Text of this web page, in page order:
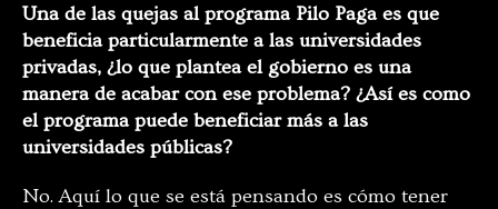
Una de las quejas al programa Pilo Paga es que
beneficia particularmente a las universidades
privadas, ¿lo que plantea el gobierno es una
manera de acabar con ese problema? ¿Así es como
el programa puede beneficiar más a las
universidades públicas?
No. Aquí lo que se está pensando es cómo tener